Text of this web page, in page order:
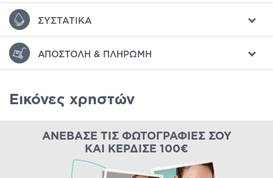
ΣΥΣΤΑΤΙΚΆ
ΑΠΟΣΤΟΛΉ & ΠΛΗΡΩΜΉ
Εικόνες χρηστών
ΑΝΈΒΑΣΕ ΤΙΣ ΦΩΤΟΓΡΑΦΊΕΣ ΣΟΥ
ΚΑΙ ΚΈΡΔΙΣΕ 100€